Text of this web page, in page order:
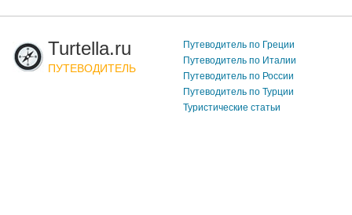
Turtella.ru
ПУТЕВОДИТЕЛЬ
Путеводитель по Греции
Путеводитель по Италии
Путеводитель по России
Путеводитель по Турции
Туристические статьи